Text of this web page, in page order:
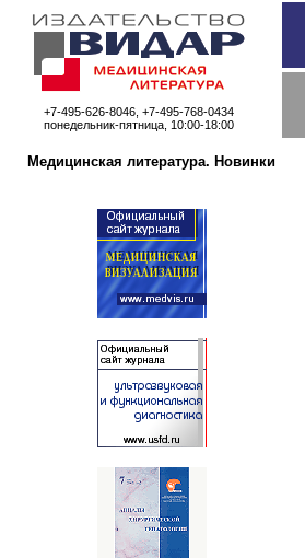
+7-495-626-8046, +7-495-768-0434
понедельник-пятница, 10:00-18:00
Медицинская литература. Новинки